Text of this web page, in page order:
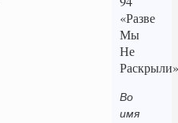
«Разве
Мы
Не
Раскрыли»
Во
имя